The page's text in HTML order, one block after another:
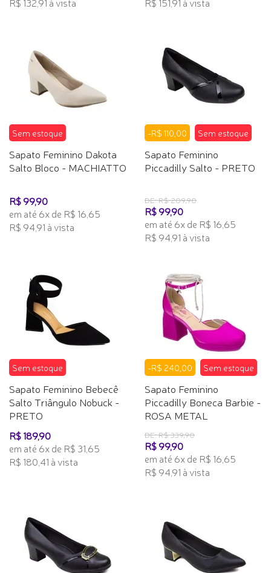
Sem estoque
Sapato Feminino Dakota
Salto Bloco - MACHIATTO
R$ 99,90
em até 6x de R$ 16,65
R$ 94,91 à vista
-R$ 110,00 Sem estoque
Sapato Feminino
Piccadilly Salto - PRETO
DE: R$ 209,90
R$ 99,90
em até 6x de R$ 16,65
R$ 94,91 à vista
Sem estoque
Sapato Feminino Bebecê
Salto Triângulo Nobuck -
PRETO
R$ 189,90
em até 6x de R$ 31,65
R$ 180,41 à vista
-R$ 240,00 Sem estoque
Sapato Feminino
Piccadilly Boneca Barbie -
ROSA METAL
DE: R$ 339,90
R$ 99,90
em até 6x de R$ 16,65
R$ 94,91 à vista